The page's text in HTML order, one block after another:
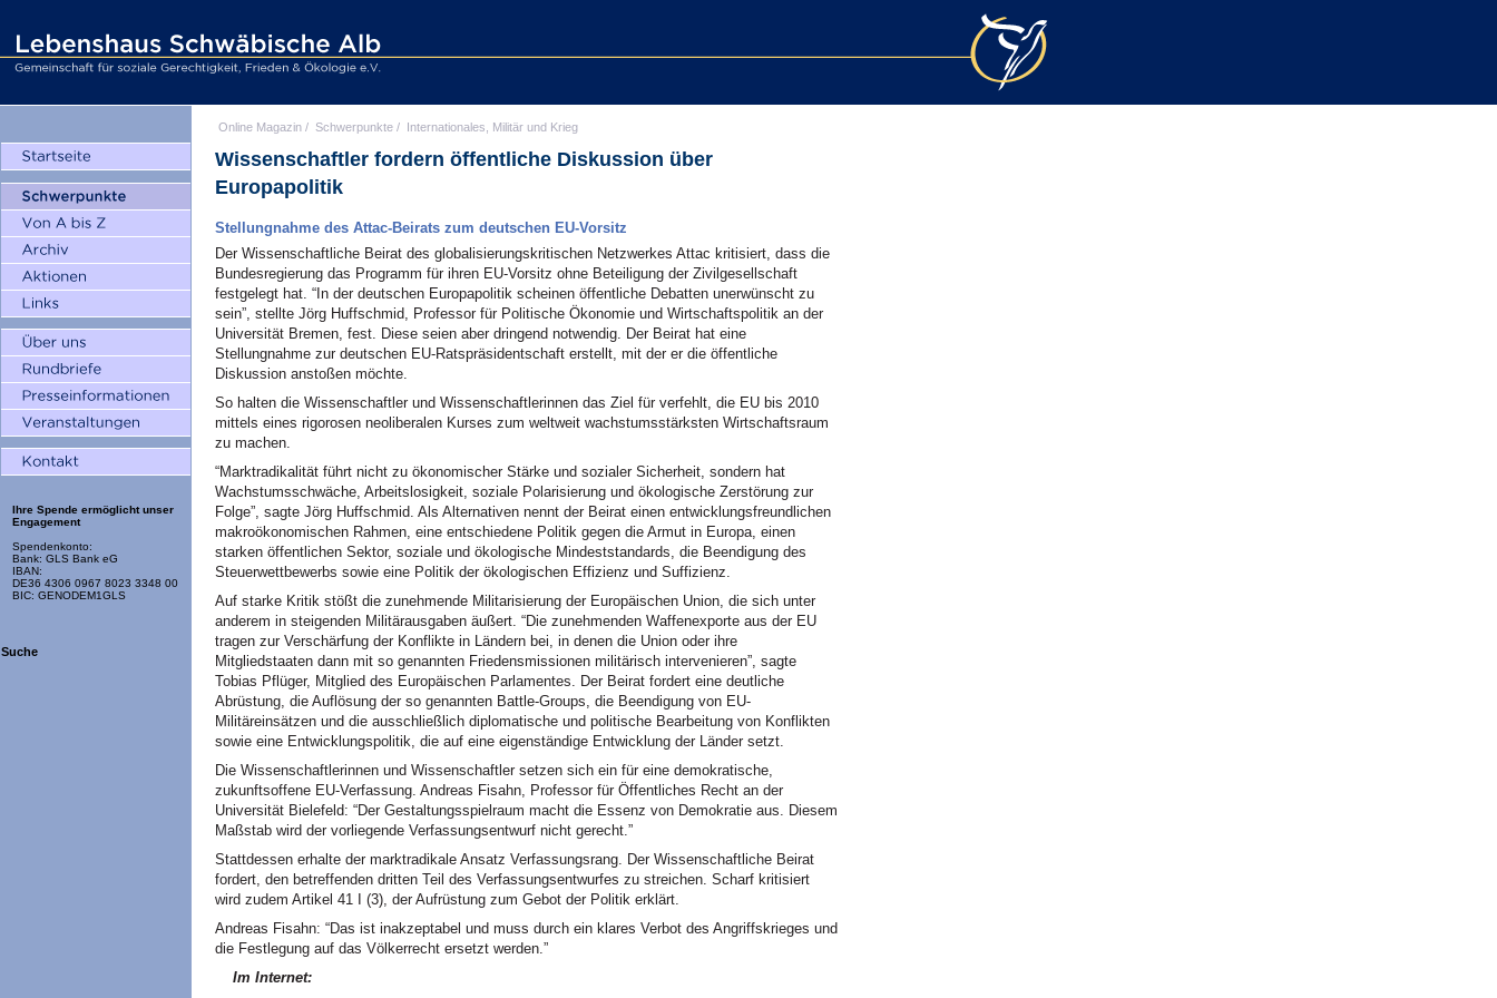
Ihre Spende ermöglicht unser
Engagement
Spendenkonto:
Bank: GLS Bank eG
IBAN:
DE36 4306 0967 8023 3348 00
BIC: GENODEM1GLS
Suche
Online Magazin / Schwerpunkte / Internationales, Militär und Krieg
Wissenschaftler fordern öffentliche Diskussion über
Europapolitik
Stellungnahme des Attac-Beirats zum deutschen EU-Vorsitz
Der Wissenschaftliche Beirat des globalisierungskritischen Netzwerkes Attac kritisiert, dass die
Bundesregierung das Programm für ihren EU-Vorsitz ohne Beteiligung der Zivilgesellschaft
festgelegt hat. “In der deutschen Europapolitik scheinen öffentliche Debatten unerwünscht zu
sein”, stellte Jörg Huffschmid, Professor für Politische Ökonomie und Wirtschaftspolitik an der
Universität Bremen, fest. Diese seien aber dringend notwendig. Der Beirat hat eine
Stellungnahme zur deutschen EU-Ratspräsidentschaft erstellt, mit der er die öffentliche
Diskussion anstoßen möchte.
So halten die Wissenschaftler und Wissenschaftlerinnen das Ziel für verfehlt, die EU bis 2010
mittels eines rigorosen neoliberalen Kurses zum weltweit wachstumsstärksten Wirtschaftsraum
zu machen.
“Marktradikalität führt nicht zu ökonomischer Stärke und sozialer Sicherheit, sondern hat
Wachstumsschwäche, Arbeitslosigkeit, soziale Polarisierung und ökologische Zerstörung zur
Folge”, sagte Jörg Huffschmid. Als Alternativen nennt der Beirat einen entwicklungsfreundlichen
makroökonomischen Rahmen, eine entschiedene Politik gegen die Armut in Europa, einen
starken öffentlichen Sektor, soziale und ökologische Mindeststandards, die Beendigung des
Steuerwettbewerbs sowie eine Politik der ökologischen Effizienz und Suffizienz.
Auf starke Kritik stößt die zunehmende Militarisierung der Europäischen Union, die sich unter
anderem in steigenden Militärausgaben äußert. “Die zunehmenden Waffenexporte aus der EU
tragen zur Verschärfung der Konflikte in Ländern bei, in denen die Union oder ihre
Mitgliedstaaten dann mit so genannten Friedensmissionen militärisch intervenieren”, sagte
Tobias Pflüger, Mitglied des Europäischen Parlamentes. Der Beirat fordert eine deutliche
Abrüstung, die Auflösung der so genannten Battle-Groups, die Beendigung von EU-
Militäreinsätzen und die ausschließlich diplomatische und politische Bearbeitung von Konflikten
sowie eine Entwicklungspolitik, die auf eine eigenständige Entwicklung der Länder setzt.
Die Wissenschaftlerinnen und Wissenschaftler setzen sich ein für eine demokratische,
zukunftsoffene EU-Verfassung. Andreas Fisahn, Professor für Öffentliches Recht an der
Universität Bielefeld: “Der Gestaltungsspielraum macht die Essenz von Demokratie aus. Diesem
Maßstab wird der vorliegende Verfassungsentwurf nicht gerecht.”
Stattdessen erhalte der marktradikale Ansatz Verfassungsrang. Der Wissenschaftliche Beirat
fordert, den betreffenden dritten Teil des Verfassungsentwurfes zu streichen. Scharf kritisiert
wird zudem Artikel 41 I (3), der Aufrüstung zum Gebot der Politik erklärt.
Andreas Fisahn: “Das ist inakzeptabel und muss durch ein klares Verbot des Angriffskrieges und
die Festlegung auf das Völkerrecht ersetzt werden.”
Im Internet: